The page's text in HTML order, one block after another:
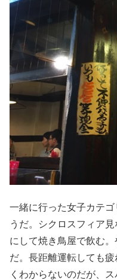
一緒に行った女子カテ
うだ。シクロスフィア
にして焼き鳥屋で飲む
だ。長距離運転しても
くわからないのだが、